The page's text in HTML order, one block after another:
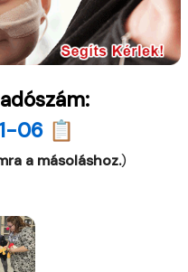
06 📋
a másoláshoz.)